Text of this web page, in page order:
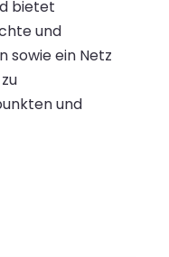
bietet
und
ein Netz
und